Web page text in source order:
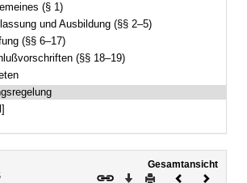
(§ 1)
und Ausbildung (§§ 2–5)
(§§ 6–17)
(§§ 18–19)
Gesamtansicht
Download
DruckenVorheriges